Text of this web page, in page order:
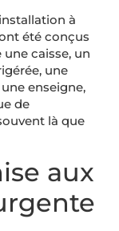
à
été conçus
caisse, un
une
enseigne,
de
là que
aux